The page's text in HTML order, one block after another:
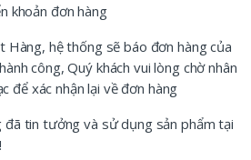
khoản đơn hàng
Hàng, hệ thống sẽ báo đơn hàng của
công, Quý khách vui lòng chờ nhân
để xác nhận lại về đơn hàng
đã tin tưởng và sử dụng sản phẩm tại